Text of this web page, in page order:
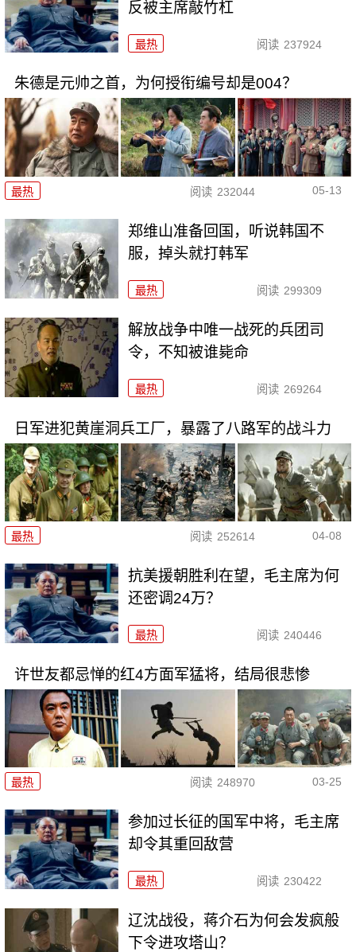
反被主席敲竹杠
最热 阅读 237924
朱德是元帅之首，为何授衔编号却是004？
最热 阅读 232044 05-13
郑维山准备回国，听说韩国不
服，掉头就打韩军
最热 阅读 299309
解放战争中唯一战死的兵团司
令，不知被谁毙命
最热 阅读 269264
日军进犯黄崖洞兵工厂，暴露了八路军的战斗力
最热 阅读 252614 04-08
抗美援朝胜利在望，毛主席为何
还密调24万？
最热 阅读 240446
许世友都忌惮的红4方面军猛将，结局很悲惨
最热 阅读 248970 03-25
参加过长征的国军中将，毛主席
却令其重回敌营
最热 阅读 230422
辽沈战役，蒋介石为何会发疯般
下令进攻塔山？